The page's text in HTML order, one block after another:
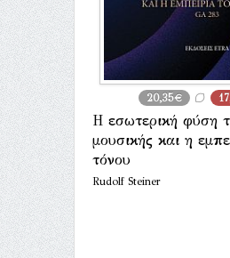
20,35€
Η εσωτερική φύση
μουσικής και η
τόνου
Rudolf Steiner